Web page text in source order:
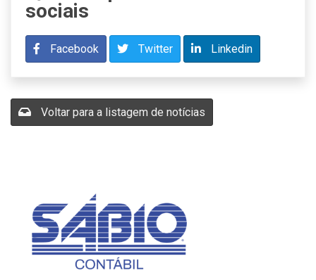
sociais
Facebook Twitter Linkedin
Voltar para a listagem de notícias